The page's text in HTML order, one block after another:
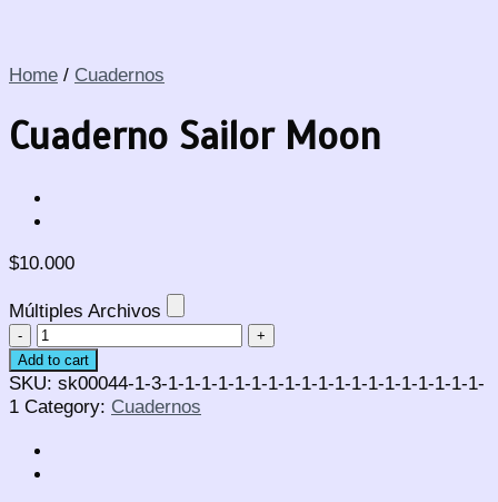
Home / Cuadernos
Cuaderno Sailor Moon
$10.000
Múltiples Archivos
Cuaderno
Sailor
Moon
quantity
Add to cart
SKU: sk00044-1-3-1-1-1-1-1-1-1-1-1-1-1-1-1-1-1-1-1-1-1-
1 Category: Cuadernos